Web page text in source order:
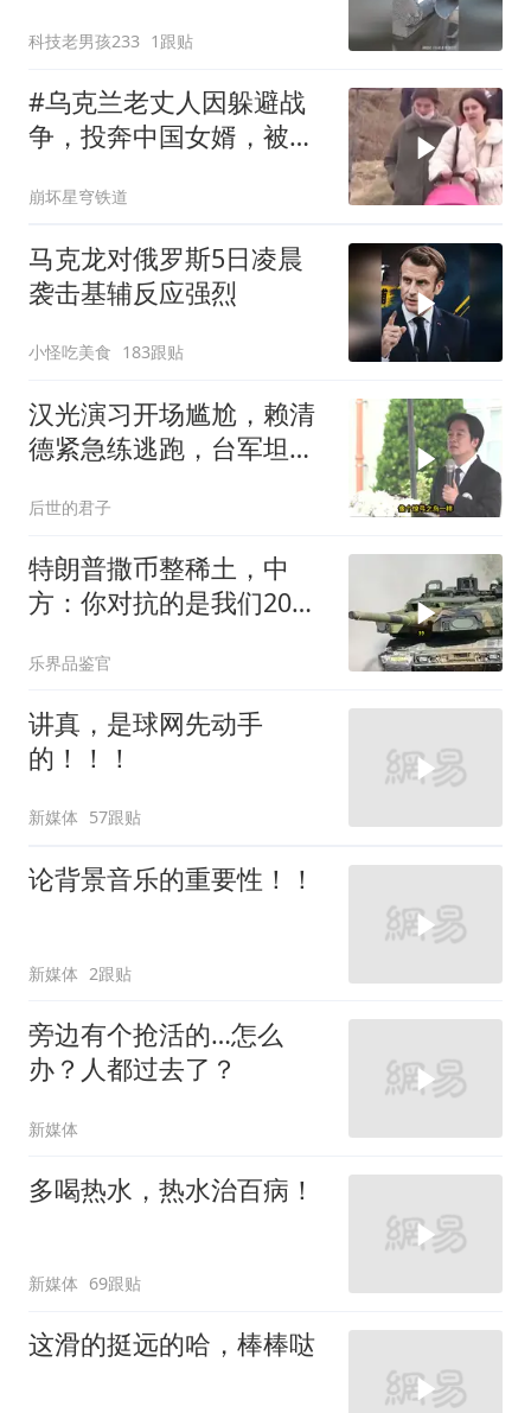
科技老男孩233 1跟贴
#乌克兰老丈人因躲避战
争，投奔中国女婿，被眼
崩坏星穹铁道
马克龙对俄罗斯5日凌晨
袭击基辅反应强烈
小怪吃美食 183跟贴
汉光演习开场尴尬，赖清
德紧急练逃跑，台军坦克
后世的君子
特朗普撒币整稀土，中
方：你对抗的是我们20年
乐界品鉴官
讲真，是球网先动手
的！！！
新媒体 57跟贴
论背景音乐的重要性！！
新媒体 2跟贴
旁边有个抢活的…怎么
办？人都过去了？
新媒体
多喝热水，热水治百病！
新媒体 69跟贴
这滑的挺远的哈，棒棒哒